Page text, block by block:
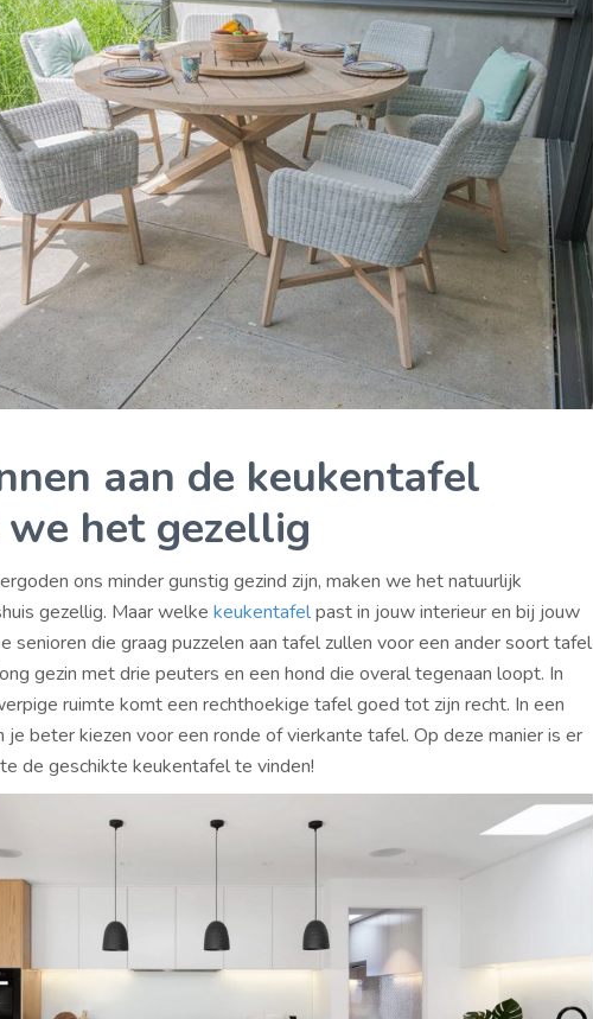
aan de keukentafel
we het gezellig
ons minder gunstig gezind zijn, maken we het natuurlijk
gezellig. Maar welke keukentafelpast in jouw interieur en bij jouw
senioren die graag puzzelen aan tafel zullen voor een ander soort tafel
gezin met drie peuters en een hond die overal tegenaan loopt. In
ruimte komt een rechthoekige tafel goed tot zijn recht. In een
je beter kiezen voor een ronde of vierkante tafel. Op deze manier is er
de geschikte keukentafel te vinden!